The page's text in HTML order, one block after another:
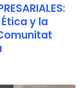
y la